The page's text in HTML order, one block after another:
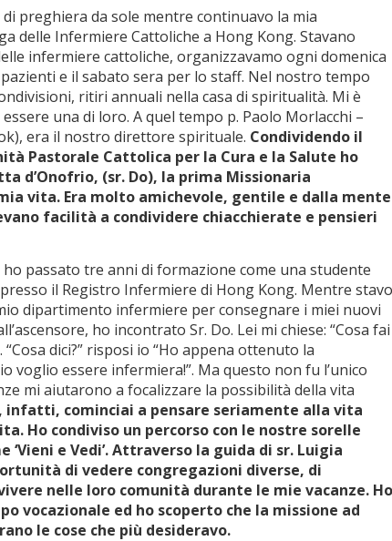
preghiera da sole mentre continuavo la mia
delle Infermiere Cattoliche a Hong Kong. Stavano
infermiere cattoliche, organizzavamo ogni domenica
e il sabato sera per lo staff. Nel nostro tempo
ritiri annuali nella casa di spiritualità. Mi è
una di loro. A quel tempo p. Paolo Morlacchi –
era il nostro direttore spirituale. Condividendo il
Pastorale Cattolica per la Cura e la Salute ho
d’Onofrio, (sr. Do), la prima Missionaria
vita. Era molto amichevole, gentile e dalla mente
facilità a condividere chiacchierate e pensieri
passato tre anni di formazione come una studente
il Registro Infermiere di Hong Kong. Mentre stavo
dipartimento infermiere per consegnare i miei nuovi
ho incontrato Sr. Do. Lei mi chiese: “Cosa fai
dici?” risposi io “Ho appena ottenuto la
voglio essere infermiera!”. Ma questo non fu l’unico
mi aiutarono a focalizzare la possibilità della vita
infatti, cominciai a pensare seriamente alla vita
Ho condiviso un percorso con le nostre sorelle
‘Vieni e Vedi’. Attraverso la guida di sr. Luigia
di vedere congregazioni diverse, di
nelle loro comunità durante le mie vacanze. Ho
vocazionale ed ho scoperto che la missione ad
le cose che più desideravo.